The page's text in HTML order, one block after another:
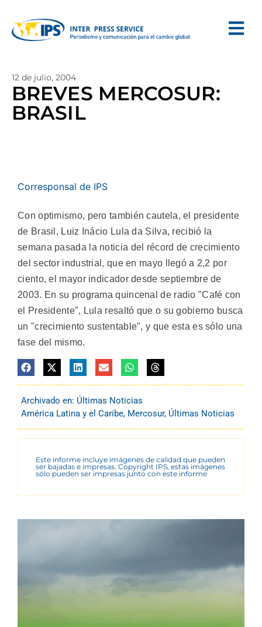
12 de julio, 2004
BREVES MERCOSUR:
BRASIL
Corresponsal de IPS
Con optimismo, pero también cautela, el presidente
de Brasil, Luiz Inácio Lula da Silva, recibió la
semana pasada la noticia del récord de crecimiento
del sector industrial, que en mayo llegó a 2,2 por
ciento, el mayor indicador desde septiembre de
2003. En su programa quincenal de radio "Café con
el Presidente", Lula resaltó que o su gobierno busca
un "crecimiento sustentable", y que esta es sólo una
fase del mismo.
Archivado en: Últimas Noticias
América Latina y el Caribe, Mercosur, Últimas Noticias
Este informe incluye imágenes de calidad que pueden
ser bajadas e impresas. Copyright IPS, estas imágenes
sólo pueden ser impresas junto con este informe